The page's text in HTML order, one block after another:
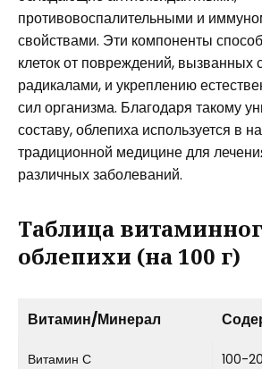
противовоспалительными и
свойствами. Эти компоненты
клеток от повреждений, вызванных
радикалами, и укреплению
сил организма. Благодаря такому
составу, облепиха используется в
традиционной медицине для
различных заболеваний.
Таблица
облепихи (на 100 г)
Витамин/Минерал
Витамин С 100-